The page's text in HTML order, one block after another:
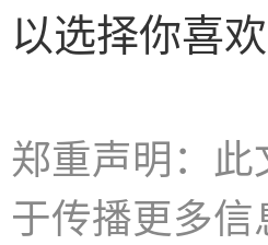
以选择你喜
郑重声明：
于传播更多